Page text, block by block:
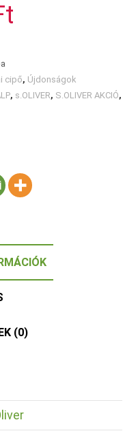
cipő, Újdonságok
, s.OLIVER, S.OLIVER AKCIÓ,
(0)